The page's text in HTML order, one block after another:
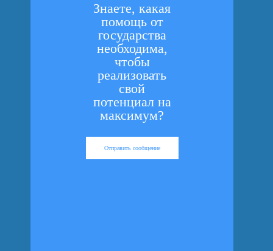
Знаете, какая
помощь от
государства
необходима,
чтобы
реализовать
свой
потенциал на
максимум?
Отправить сообщение